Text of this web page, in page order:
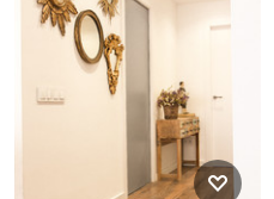
mit weißer Wandfarbe und
braunem Holzboden in
Sonstige